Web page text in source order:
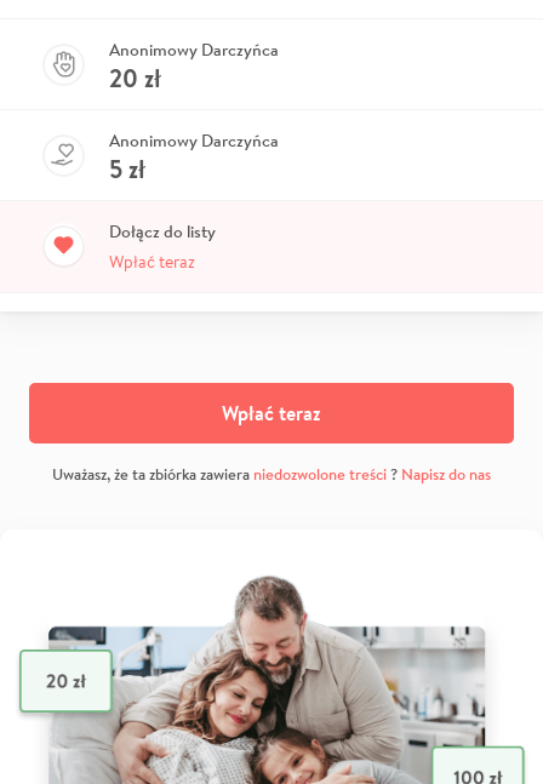
Anonimowy Darczyńca
20 zł
Anonimowy Darczyńca
5zł
Dołącz do listy
Wpłać teraz
Wpłać teraz
Uważasz, że ta zbiórka zawiera niedozwolone treści? Napisz do nas